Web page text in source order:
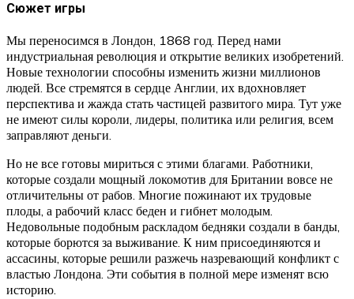
Сюжет игры
Мы переносимся в Лондон, 1868 год. Перед нами
индустриальная революция и открытие великих изобретений.
Новые технологии способны изменить жизни миллионов
людей. Все стремятся в сердце Англии, их вдохновляет
перспектива и жажда стать частицей развитого мира. Тут уже
не имеют силы короли, лидеры, политика или религия, всем
заправляют деньги.
Но не все готовы мириться с этими благами. Работники,
которые создали мощный локомотив для Британии вовсе не
отличительны от рабов. Многие пожинают их трудовые
плоды, а рабочий класс беден и гибнет молодым.
Недовольные подобным раскладом бедняки создали в банды,
которые борются за выживание. К ним присоединяются и
ассасины, которые решили разжечь назревающий конфликт с
властью Лондона. Эти события в полной мере изменят всю
историю.